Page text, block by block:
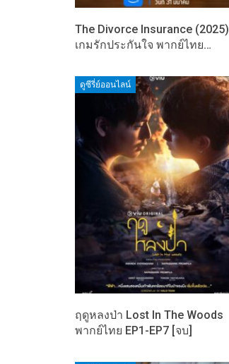
The Divorce Insurance (2025)
เกมรักประกันใจ พากย์ไทย…
ดูซีรี่ย์ออนไลน์
ฤดูหลงป่า Lost In The Woods
พากย์ไทย EP1-EP7 [จบ]